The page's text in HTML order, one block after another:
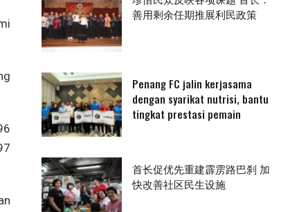
善用剩余任期推展利民政策
Penang FC jalin kerjasama
dengan syarikat nutrisi, bantu
tingkat prestasi pemain
首长促优先重建霹雳路巴刹 加
快改善社区民生设施